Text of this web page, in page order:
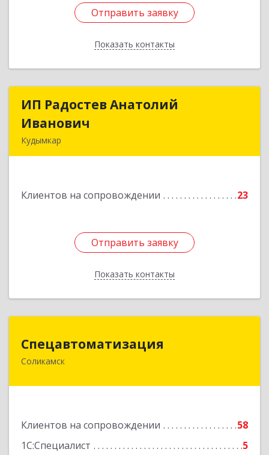
Отправить заявку
Показать контакты
Отправить заявку
Назад
ИП Радостев Анатолий
Иванович
Кудымкар
Клиентов на сопровождении 23
Отправить заявку
Показать контакты
ИП Радостев Анатолий
Подробнее
Отправить заявку
Назад
Спецавтоматизация
Соликамск
Клиентов на сопровождении
58
1С:Специалист
5